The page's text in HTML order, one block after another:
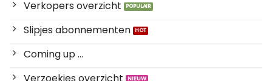
Verkopers overzicht
Slipjes abonnementen
Coming up ...